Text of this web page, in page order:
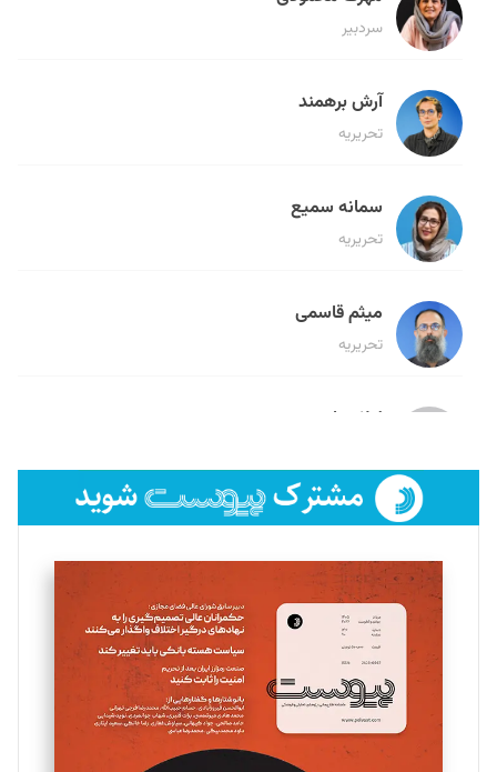
سردبیر
آرش برهمند
تحریریه
سمانه سمیع
تحریریه
میثم قاسمی
تحریریه
لیلا حنارود
فائزه فتحی رستمی
تحریریه
سروش کرمیان
تحریریه
مینا پاکدل